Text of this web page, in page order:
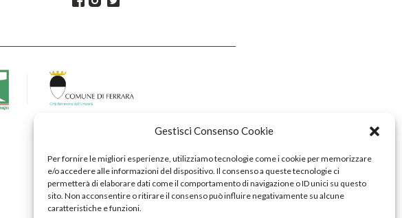
Gestisci Consenso Cookie
Per fornire le migliori esperienze, utilizziamo tecnologie come i cookie per memorizzare
e/o accedere alle informazioni del dispositivo. Il consenso a queste tecnologie ci
permetterà di elaborare dati come il comportamento di navigazione o ID unici su questo
sito. Non acconsentire o ritirare il consenso può influire negativamente su alcune
caratteristiche e funzioni.